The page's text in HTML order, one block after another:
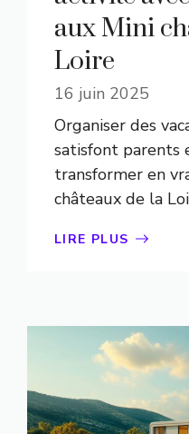
aux Mini
Loire
16 juin 2025
Organiser des
satisfont parents
transformer en
châteaux de la
LIRE PLUS